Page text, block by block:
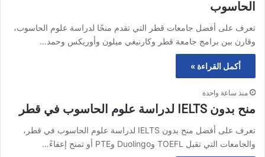
الحاسوب
تعرف على أفضل جامعات قطر التي تقدم منحًا لدراسة علوم الحاسوب،
وقارن بين برامج جامعة قطر وكارنيغي ميلون وأوريكس وحمد…
أكمل القراءة »
منذ ساعة واحدة
منح بدون IELTS لدراسة علوم الحاسوب في قطر
تعرف على أفضل منح بدون IELTS لدراسة علوم الحاسوب في قطر،
والجامعات التي تقبل TOEFL وDuolingo وPTE أو تمنح إعفاءً…